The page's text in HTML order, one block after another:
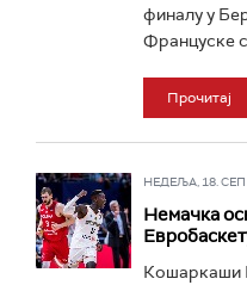
финалу у
Француске
Прочитај
НЕДЕЉА, 18. СЕП
Немачка
Кошаркаши